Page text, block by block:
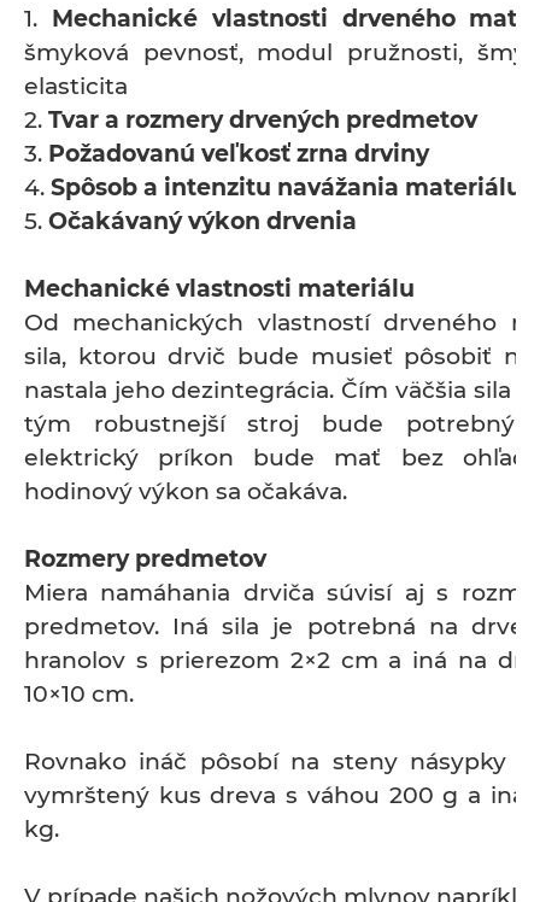
1. Mechanické vlastnosti drveného
šmyková pevnosť, modul pružnosti,
elasticita
2. Tvar a rozmery drvených predmetov
3. Požadovanú veľkosť zrna drviny
4. Spôsob a intenzitu navážania materiálu
5. Očakávaný výkon drvenia
Mechanické vlastnosti materiálu
Od mechanických vlastností drveného
sila, ktorou drvič bude musieť pôsobiť na
nastala jeho dezintegrácia. Čím väčšia sila
tým robustnejší stroj bude potrebný
elektrický príkon bude mať bez
hodinový výkon sa očakáva.
Rozmery predmetov
Miera namáhania drviča súvisí aj s
predmetov. Iná sila je potrebná na
hranolov s prierezom 2×2 cm a iná na
10×10 cm.
Rovnako ináč pôsobí na steny násypky
vymrštený kus dreva s váhou 200 g a
kg.
V prípade našich nožových mlynov